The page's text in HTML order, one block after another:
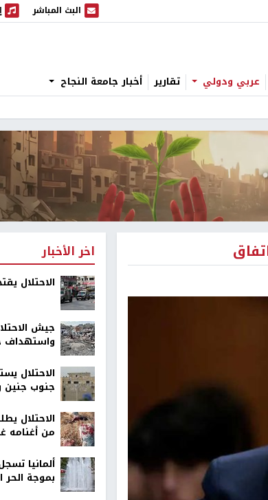
البث المباشر
البث المباشر
عربي ودولي تقارير أخبار جامعة النجاح
اخر الأخبار
الاحتلال
جيش
واستهداف
الاحتلال
جنوب جنين
الاحتلال
من أغنامه
بموجة الحر